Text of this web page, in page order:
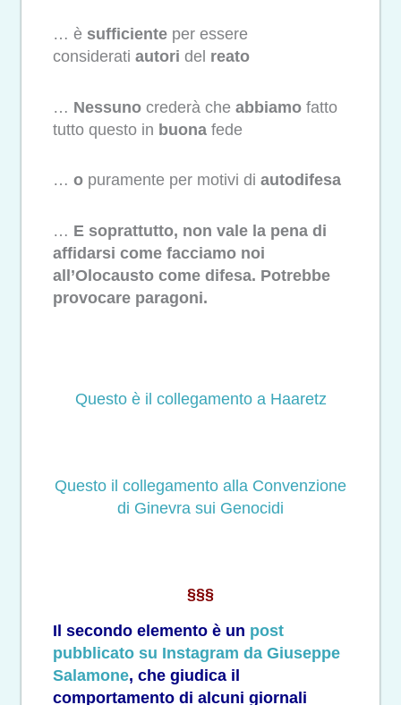
… è sufficiente per essere
considerati autori del reato
… Nessuno crederà che abbiamo fatto
tutto questo in buona fede
… o puramente per motivi di autodifesa
… E soprattutto, non vale la pena di
affidarsi come facciamo noi
all’Olocausto come difesa. Potrebbe
provocare paragoni.
Questo è il collegamento a Haaretz
Questo il collegamento alla Convenzione
di Ginevra sui Genocidi
§§§
Il secondo elemento è un post
pubblicato su Instagram da Giuseppe
Salamone, che giudica il
comportamento di alcuni giornali